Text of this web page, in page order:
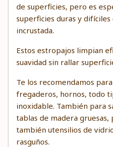
de superficies, pero es
superficies duras y
incrustada.
Estos estropajos limpian
suavidad sin rallar
Te los recomendamos
fregaderos, hornos, todo
inoxidable. También para
tablas de madera
también utensilios de
rasguños.